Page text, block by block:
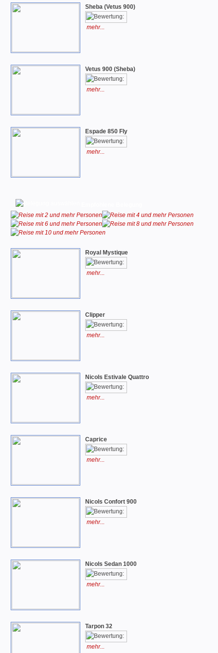
Sheba (Vetus 900)
mehr...
Vetus 900 (Sheba)
mehr...
Espade 850 Fly
mehr...
Royal Mystique
mehr...
Clipper
mehr...
Nicols Estivale Quattro
mehr...
Caprice
mehr...
Nicols Confort 900
mehr...
Nicols Sedan 1000
mehr...
Tarpon 32
mehr...